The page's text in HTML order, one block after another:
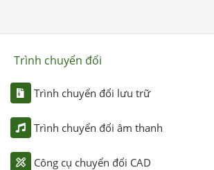
Trình chuyển đổi
Trình chuyển đổi lưu trữ
Trình chuyển đổi âm thanh
Công cụ chuyển đổi CAD